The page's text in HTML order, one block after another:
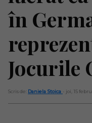
în
Jocurile
Scris de: Daniela Stoica - joi, 15